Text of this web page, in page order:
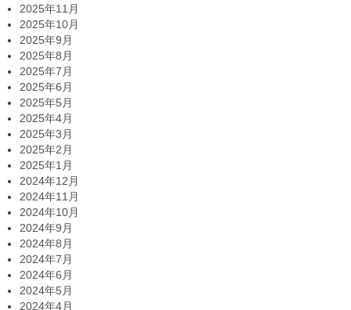
2025年11月
2025年10月
2025年9月
2025年8月
2025年7月
2025年6月
2025年5月
2025年4月
2025年3月
2025年2月
2025年1月
2024年12月
2024年11月
2024年10月
2024年9月
2024年8月
2024年7月
2024年6月
2024年5月
2024年4月